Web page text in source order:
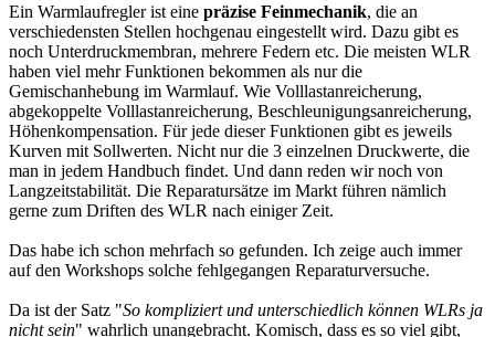
Ein Warmlaufregler ist eine präzise Feinmechanik, die an
verschiedensten Stellen hochgenau eingestellt wird. Dazu gibt es
noch Unterdruckmembran, mehrere Federn etc. Die meisten WLR
haben viel mehr Funktionen bekommen als nur die
Gemischanhebung im Warmlauf. Wie Volllastanreicherung,
abgekoppelte Volllastanreicherung, Beschleunigungsanreicherung,
Höhenkompensation. Für jede dieser Funktionen gibt es jeweils
Kurven mit Sollwerten. Nicht nur die 3 einzelnen Druckwerte, die
man in jedem Handbuch findet. Und dann reden wir noch von
Langzeitstabilität. Die Reparatursätze im Markt führen nämlich
gerne zum Driften des WLR nach einiger Zeit.
Das habe ich schon mehrfach so gefunden. Ich zeige auch immer
auf den Workshops solche fehlgegangen Reparaturversuche.
Da ist der Satz "So kompliziert und unterschiedlich können WLRs ja
nicht sein" wahrlich unangebracht. Komisch, dass es so viel gibt,